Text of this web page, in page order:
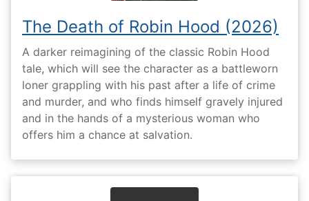
The Death of Robin Hood (2026)
A darker reimagining of the classic Robin Hood
tale, which will see the character as a battleworn
loner grappling with his past after a life of crime
and murder, and who finds himself gravely injured
and in the hands of a mysterious woman who
offers him a chance at salvation.